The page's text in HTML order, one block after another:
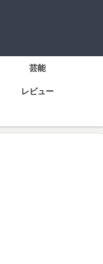
芸能
レビュー